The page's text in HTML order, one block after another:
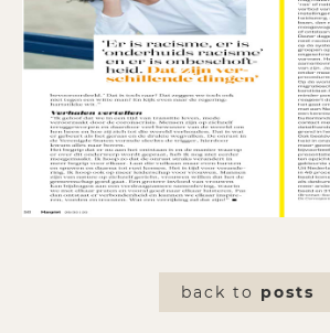
back to posts